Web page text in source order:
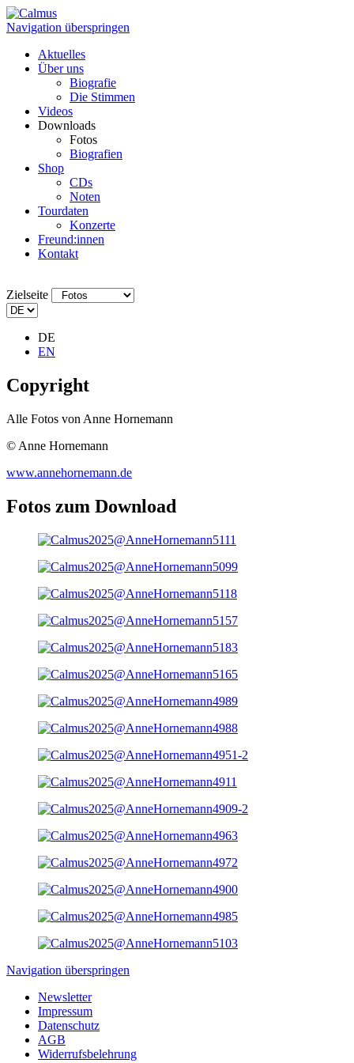
Navigation überspringen
Aktuelles
Über uns
Biografie
Die Stimmen
Videos
Downloads
Fotos
Biografien
Shop
CDs
Noten
Tourdaten
Konzerte
Freund:innen
Kontakt
Zielseite
DE
EN
Copyright
Alle Fotos von Anne Hornemann
© Anne Hornemann
www.annehornemann.de
Fotos zum Download
Navigation überspringen
Newsletter
Impressum
Datenschutz
AGB
Widerrufsbelehrung